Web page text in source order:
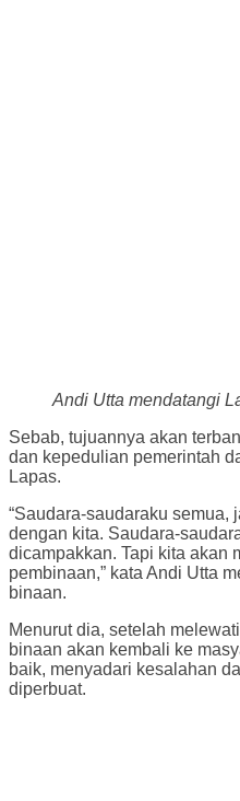
Andi Utta mendatangi
Sebab, tujuannya akan
dan kepedulian pemerintah
Lapas.
“Saudara-saudaraku semua,
dengan kita. Saudara-
dicampakkan. Tapi kita akan
pembinaan,” kata Andi Utta
binaan.
Menurut dia, setelah
binaan akan kembali ke
baik, menyadari kesalahan
diperbuat.